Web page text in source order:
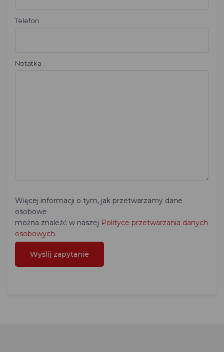
Telefon
Notatka
Więcej informacji o tym, jak przetwarzamy dane
osobowe
można znaleźć w naszej Polityce przetwarzania danych
osobowych.